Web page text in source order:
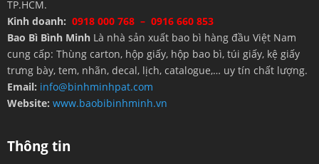
TP.HCM.
Kinh doanh: 0918 000 768 – 0916 660 853
Bao Bì Bình Minh Là nhà sản xuất bao bì hàng đầu Việt Nam
cung cấp: Thùng carton, hộp giấy, hộp bao bì, túi giấy, kệ giấy
trưng bày, tem, nhãn, decal, lịch, catalogue,… uy tín chất lượng.
Email: info@binhminhpat.com
Website: www.baobibinhminh.vn
Thông tin